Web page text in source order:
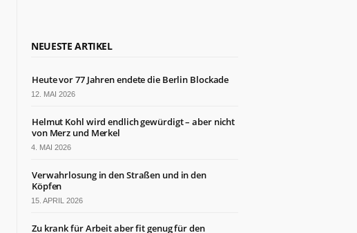
NEUESTE ARTIKEL
Heute vor 77 Jahren endete die Berlin Blockade
12. MAI 2026
Helmut Kohl wird endlich gewürdigt – aber nicht
von Merz und Merkel
4. MAI 2026
Verwahrlosung in den Straßen und in den
Köpfen
15. APRIL 2026
Zu krank für Arbeit aber fit genug für den